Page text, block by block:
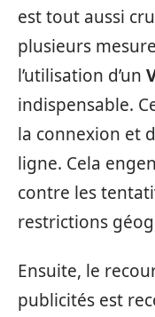
est tout aussi
plusieurs
l’utilisation d’un
indispensable.
la connexion et
ligne. Cela
contre les
restrictions
Ensuite, le
publicités est